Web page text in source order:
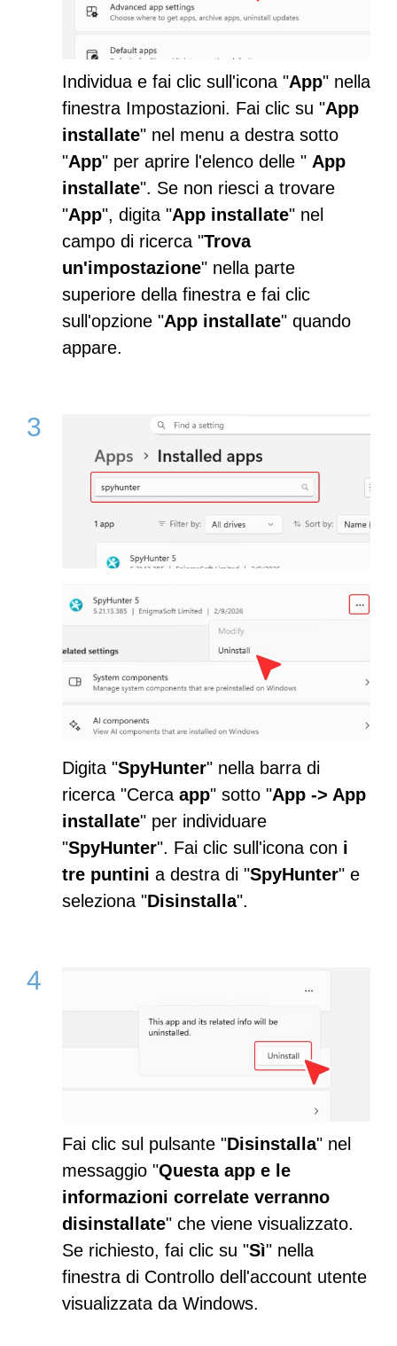
Individua e fai clic sull'icona "App" nella
finestra Impostazioni. Fai clic su "App
installate" nel menu a destra sotto
"App" per aprire l'elenco delle " App
installate". Se non riesci a trovare
"App", digita "App installate" nel
campo di ricerca "Trova
un'impostazione" nella parte
superiore della finestra e fai clic
sull'opzione "App installate" quando
appare.
Digita "SpyHunter" nella barra di
ricerca "Cerca app" sotto "App -> App
installate" per individuare
"SpyHunter". Fai clic sull'icona con i
tre puntini a destra di "SpyHunter" e
seleziona "Disinstalla".
Fai clic sul pulsante "Disinstalla" nel
messaggio "Questa app e le
informazioni correlate verranno
disinstallate" che viene visualizzato.
Se richiesto, fai clic su "Sì" nella
finestra di Controllo dell'account utente
visualizzata da Windows.